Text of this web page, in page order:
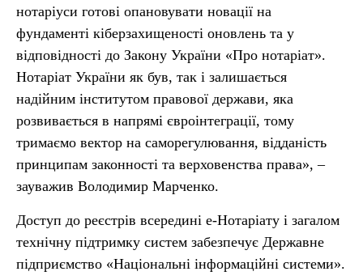
нотаріуси готові опановувати новації на
фундаменті кіберзахищеності оновлень та у
відповідності до Закону України «Про нотаріат».
Нотаріат України як був, так і залишається
надійним інститутом правової держави, яка
розвивається в напрямі євроінтеграції, тому
тримаємо вектор на саморегулювання, відданість
принципам законності та верховенства права», –
зауважив Володимир Марченко.
Доступ до реєстрів всередині е-Нотаріату і загалом
технічну підтримку систем забезпечує Державне
підприємство «Національні інформаційні системи».